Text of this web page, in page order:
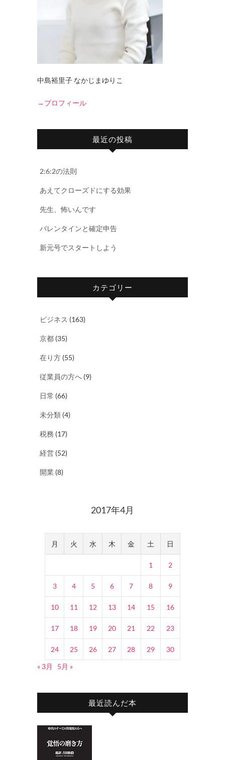
中島裕里子 なかじまゆりこ
→プロフィール
最近の投稿
2:6:2の法則
あえてクローズドにする効果
先生、怖いんです
バレンタインと確定申告
新元号でスタートしよう
カテゴリー
ビジネス (163)
京都 (35)
在り方 (55)
従業員の方へ (9)
日常 (66)
未分類 (4)
税務 (17)
経営 (52)
開業 (8)
2017年4月
月 火 水 木 金 土 日
1 2
3 4 5 6 7 8 9
10 11 12 13 14 15 16
17 18 19 20 21 22 23
24 25 26 27 28 29
30
« 3月
5月 »
最近読んだ本